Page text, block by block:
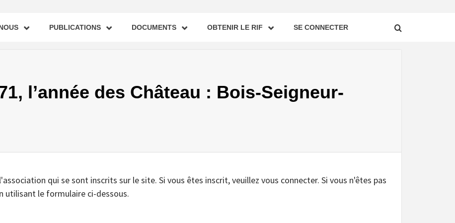
PUBLICATIONS DOCUMENTS OBTENIR LE RIF SE CONNECTER
l’année des Château : Bois-Seigneur-
qui se sont inscrits sur le site. Si vous êtes inscrit, veuillez vous connecter. Si vous n'êtes pas
utilisant le formulaire ci-dessous.